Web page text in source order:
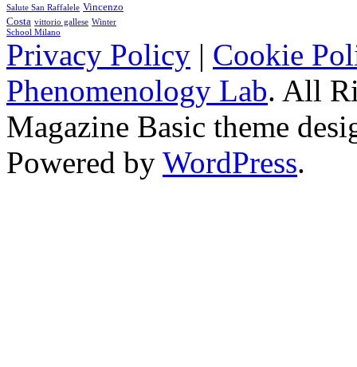
Salute San Raffalele Vincenzo
Costa vittorio gallese Winter
School Milano
Privacy Policy | Cookie
Phenomenology Lab. All
Magazine Basic theme
Powered by WordPress.